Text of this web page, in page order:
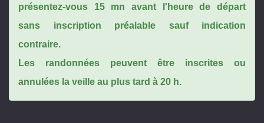
présentez-vous 15 mn avant l'heure de départ
sans inscription préalable sauf indication
contraire.
Les randonnées peuvent être inscrites ou
annulées la veille au plus tard à 20 h.